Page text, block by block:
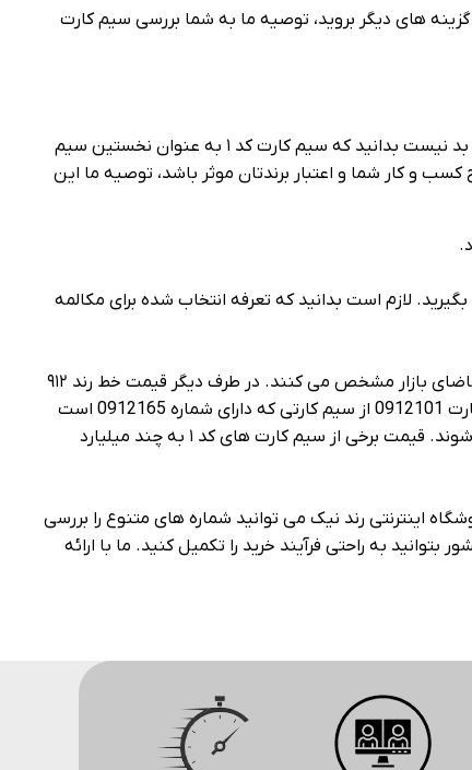
شود. اگر به دنبال خرید خط ۹۱۲ کد ۱ هستید و یا قصد دارید به سراغ گزینه‌ های دیگر بروید، توصیه ما به شما بررسی سیم کارت‌
از چند سال گذشته تا به امروز سیم کارت ۹۱۲ کد ۱ توانسته است همواره خود را به عنوان یکی از محبوب‌ ترین پیش شماره‌ ها معرفی کند. بد نیست بدانید که سیم کارت کد ۱ به عنوان نخستین سیم
یک خط ۹۱۲ با شماره رند می‌ تواند برای ارتقاء سطح کسب و کار شما و اعتبار برندتان موثر باشد، توصیه ما این
آل کمک بگیرید. لازم است بدانید که تعرفه انتخاب شده برای مکالمه
قیمت سیم کارت کد ۱ تهران با توجه به چند عامل مشخص می‌ شود. به عنوان مثال قیمت شماره معمولی و غیر رند را بر اساس میزان تقاضای بازار مشخص می‌ کنند. در طرف دیگر قیمت خط رند ۹۱۲
کد ۱ بیشتر است. هر اندازه تعداد عدد ۱ موجود در شماره سیم کارت بیشتر باشد، قیمت آن نیز بالاتر می‌ رود. به عنوان مثال قیمت سیم کارت 0912101 از سیم کارتی که دارای شماره 0912165 است
بیشتر خواهد بود. فراموش نکنید که برخی از شماره‌ های بسیار رند و خاص به صورت سلیقه‌ ای و با روندی خارج از عرف قیمت گذاری می‌ شوند. قیمت برخی از سیم کارت‌ های کد ۱ به چند میلیارد
مراجعه به فروشگاه اینترنتی رند نیک می‌ توانید شماره‌ های متنوع را بررسی
۱ این امکان را می‌ دهد که در هر نقطه‌ ای از کشور بتوانید به راحتی فرآیند خرید را تکمیل کنید. ما با ارائه